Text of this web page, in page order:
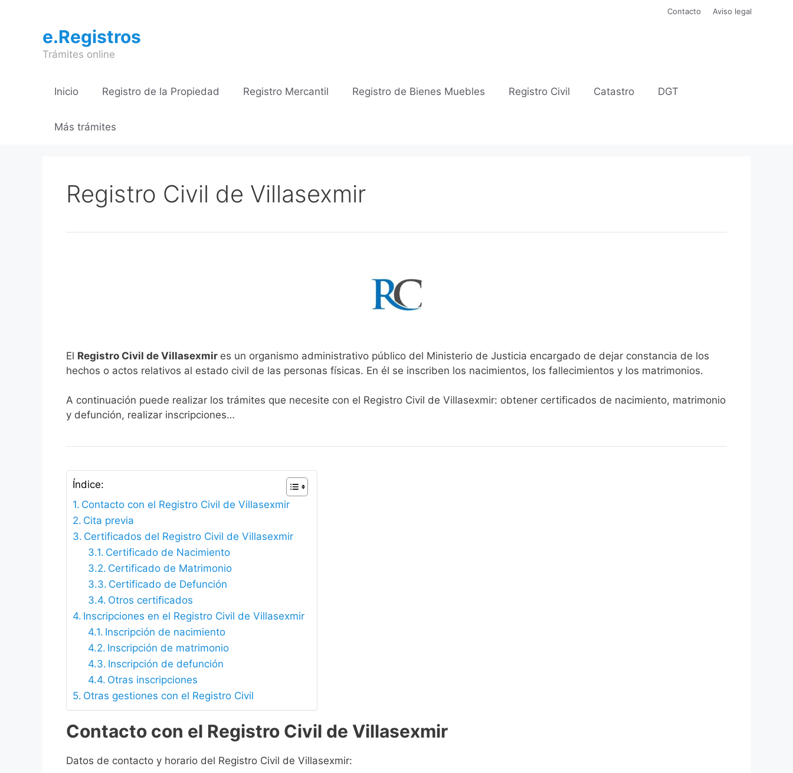
contenido
Contacto Aviso legal
e.Registros
Trámites online
Inicio Registro de la Propiedad Registro Mercantil Registro de Bienes Muebles Registro Civil Catastro DGT
Más trámites
Registro Civil de Villasexmir
El Registro Civil de Villasexmir es un organismo administrativo público del Ministerio de Justicia encargado de dejar constancia de los
hechos o actos relativos al estado civil de las personas físicas. En él se inscriben los nacimientos, los fallecimientos y los matrimonios.
A continuación puede realizar los trámites que necesite con el Registro Civil de Villasexmir: obtener certificados de nacimiento, matrimonio
y defunción, realizar inscripciones…
Índice:
Contacto con el Registro Civil de Villasexmir
Cita previa
Certificados del Registro Civil de Villasexmir
Certificado de Nacimiento
Certificado de Matrimonio
Certificado de Defunción
Otros certificados
Inscripciones en el Registro Civil de Villasexmir
Inscripción de nacimiento
Inscripción de matrimonio
Inscripción de defunción
Otras inscripciones
Otras gestiones con el Registro Civil
Contacto con el Registro Civil de Villasexmir
Datos de contacto y horario del Registro Civil de Villasexmir: